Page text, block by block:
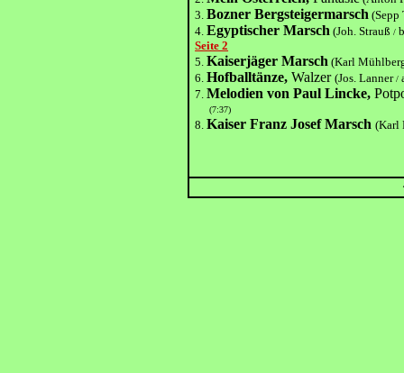
3.Bozner Bergsteigermarsch (Sepp
4.Egyptischer Marsch (Joh. Strauß /
Seite 2
5.Kaiserjäger Marsch (Karl
6.Hofballtänze, Walzer(Jos. Lanner/
7.Melodien von Paul Lincke,
(7:37)
8.Kaiser Franz Josef Marsch(Karl